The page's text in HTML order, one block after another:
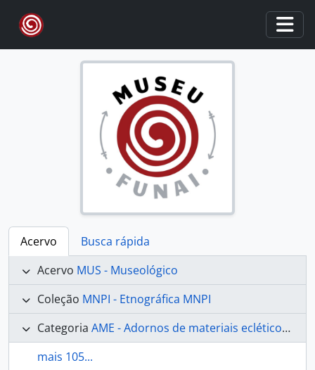
Skip to main content
Acervo
Busca rápida
Acervo MUS - Museológico
Coleção MNPI - Etnográfica MNPI
Categoria AME - Adornos de materiais ecléticos, indumentária e toucador
mais 105...